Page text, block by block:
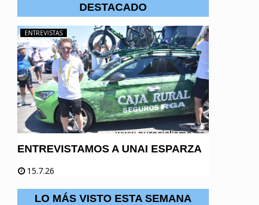
DESTACADO
ENTREVISTAS
ENTREVISTAMOS A UNAI ESPARZA
15.7.26
LO MÁS VISTO ESTA SEMANA